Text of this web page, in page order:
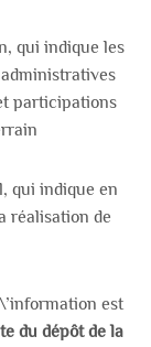
qui indique les
participations
qui indique en
réalisation de
est
du dépôt de la